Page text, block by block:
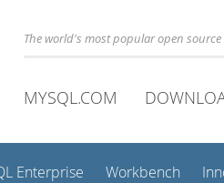
The world's most popular open
MYSQL.COM
Enterprise Workbench